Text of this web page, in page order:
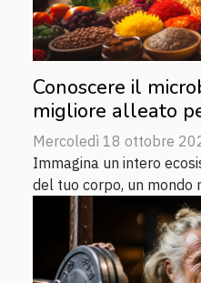
Conoscere il
migliore alleato
Mercoledì 18 ottobre
Immagina un intero
del tuo corpo, un mondo